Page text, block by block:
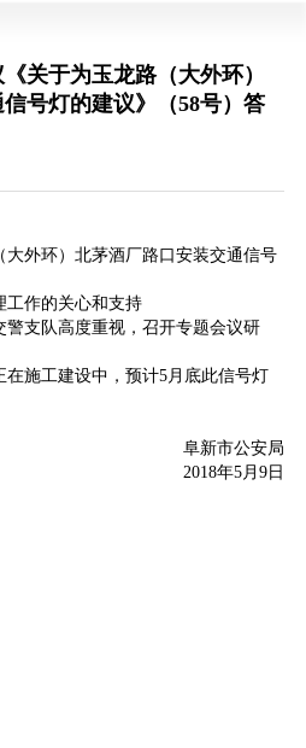
关于为玉龙路（大外环）
号灯的建议》（58号）答
外环）北茅酒厂路口安装交通信号
作的关心和支持
支队高度重视，召开专题会议研
施工建设中，预计5月底此信号灯
新市公安局
2018年5月9日